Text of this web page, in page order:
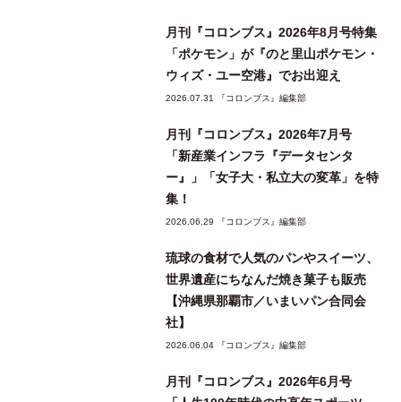
月刊『コロンブス』2026年8月号特集
「ポケモン」が『のと里山ポケモン・
ウィズ・ユー空港』でお出迎え
2026.07.31 『コロンブス』編集部
月刊『コロンブス』2026年7月号
「新産業インフラ『データセンタ
ー』」「女子大・私立大の変革」を特
集！
2026.06.29 『コロンブス』編集部
琉球の食材で人気のパンやスイーツ、
世界遺産にちなんだ焼き菓子も販売
【沖縄県那覇市／いまいパン合同会
社】
2026.06.04 『コロンブス』編集部
月刊『コロンブス』2026年6月号